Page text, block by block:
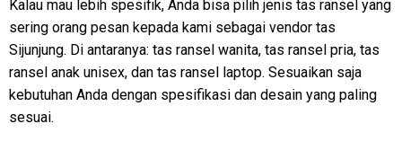
Kalau mau lebih spesifik, Anda bisa pilih jenis tas ransel yang
sering orang pesan kepada kami sebagai vendor tas
Sijunjung. Di antaranya: tas ransel wanita, tas ransel pria, tas
ransel anak unisex, dan tas ransel laptop. Sesuaikan saja
kebutuhan Anda dengan spesifikasi dan desain yang paling
sesuai.